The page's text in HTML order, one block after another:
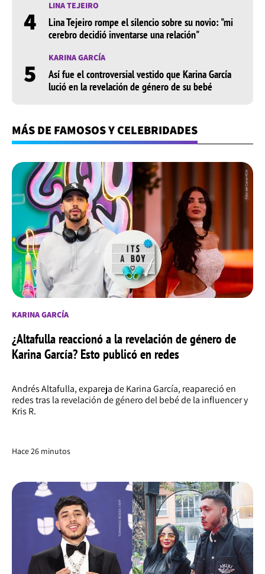
4 LINA TEJEIRO
Lina Tejeiro rompe el silencio sobre su novio: "mi
cerebro decidió inventarse una relación"
5 KARINA GARCÍA
Así fue el controversial vestido que Karina García
lució en la revelación de género de su bebé
MÁS DE FAMOSOS Y CELEBRIDADES
KARINA GARCÍA
¿Altafulla reaccionó a la revelación de género de
Karina García? Esto publicó en redes
Andrés Altafulla, expareja de Karina García, reapareció en
redes tras la revelación de género del bebé de la influencer y
Kris R.
Hace 26 minutos